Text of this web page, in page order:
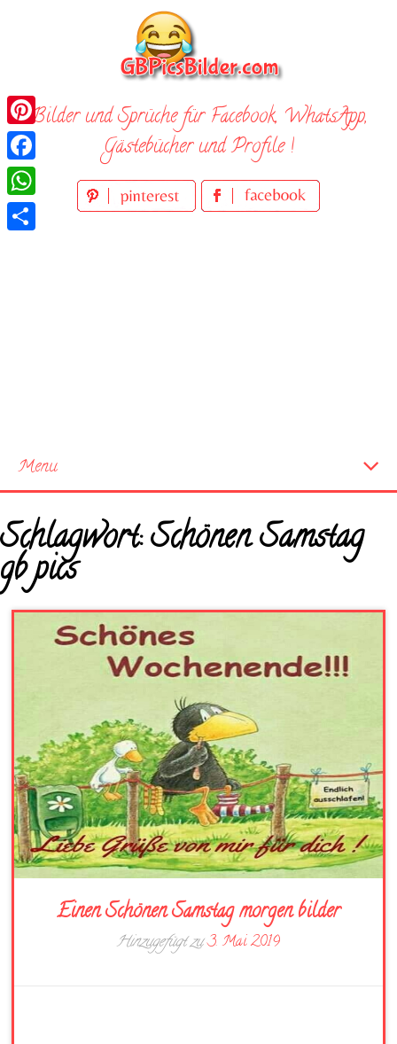
Bilder und Sprüche für Facebook, WhatsApp,
Gästebücher und Profile !
Menu
Startseite
Neue Bilder
Schlagwort:Schönen Samstag
gb pics
Einen Schönen Samstag morgen bilder
Hinzugefügt zu3. Mai 2019
Pinterest
Facebook
WhatsApp